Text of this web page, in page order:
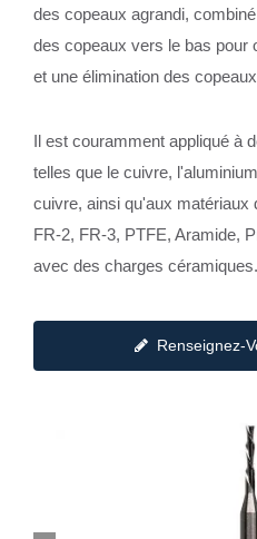
des copeaux agrandi,
des copeaux vers le bas pour
et une élimination des
Il est couramment appliqué à
telles que le cuivre,
cuivre, ainsi qu'aux
FR-2, FR-3, PTFE, Aramide,
avec des charges céramiques.
Renseignez-